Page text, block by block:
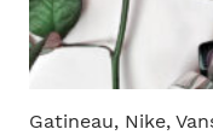
Gatineau, Nike,